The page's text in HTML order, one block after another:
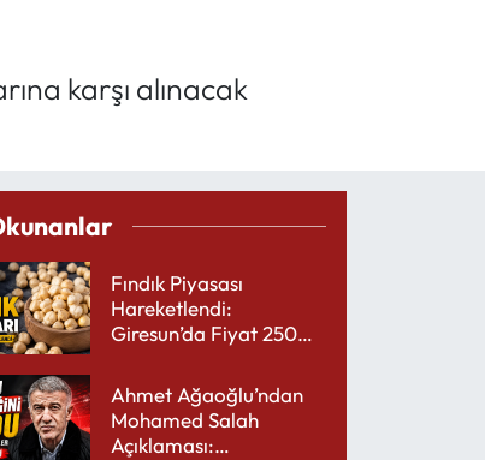
karşı alınacak
Fındık Piyasası
Hareketlendi:
Giresun’da Fiyat 250
Ahmet Ağaoğlu’ndan
Mohamed Salah
Açıklaması: